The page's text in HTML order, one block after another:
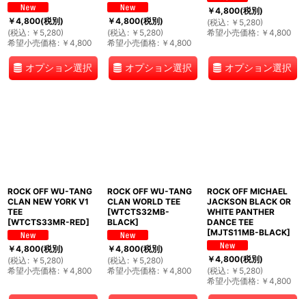
￥4,800(税別)
(税込 : ￥ 5,280)
希望小売価格: ￥ 4,800
オプション選択
￥4,800(税別)
(税込 : ￥ 5,280)
希望小売価格: ￥ 4,800
オプション選択
￥4,800(税別)
(税込 : ￥ 5,280)
希望小売価格: ￥ 4,800
オプション選択
ROCK OFF WU-TANG
CLAN NEW YORK V1
TEE
[WTCTS33MR-RED]
￥4,800(税別)
(税込 : ￥ 5,280)
希望小売価格: ￥ 4,800
ROCK OFF WU-TANG
CLAN WORLD TEE
[WTCTS32MB-
BLACK]
￥4,800(税別)
(税込 : ￥ 5,280)
希望小売価格: ￥ 4,800
ROCK OFF MICHAEL
JACKSON BLACK OR
WHITE PANTHER
DANCE TEE
[MJTS11MB-BLACK]
￥4,800(税別)
(税込 : ￥ 5,280)
希望小売価格: ￥ 4,800